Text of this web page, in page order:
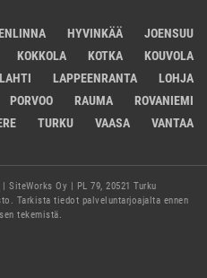
HYVINKÄÄ
JOENSUU
KOKKOLA KOTKA
KOUVOLA
LAHTI LAPPEENRANTA
LOHJA
PORVOO RAUMA
ROVANIEMI
TURKU VAASA VANTAA
SiteWorks Oy | PL 79, 20521 Turku
Tarkista tiedot palveluntarjoajalta ennen
tekemistä.